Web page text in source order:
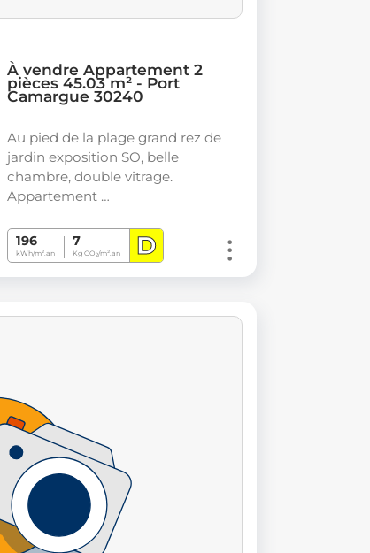
À vendre Appartement 2
pièces 45.03 m² - Port
Camargue 30240
Au pied de la plage grand rez de
jardin exposition SO, belle
chambre, double vitrage.
Appartement …
196
kWh/m².an
7
Kg CO2/m².an D